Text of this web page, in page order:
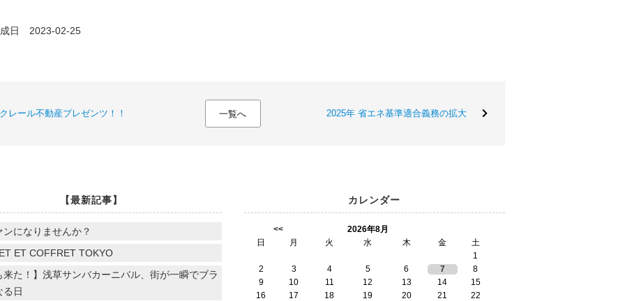
成日 2023-02-25
クレール不動産プレゼンツ！！ 一覧へ 2025年 省エネ基準適合義務の拡大
【最新記事】
ンになりませんか？
ET COFFRET TOKYO
来た！】浅草サンバカーニバル、街が一瞬でブラ
る日
カレンダー
<<
2026年8月
日
月 火 水 木 金
土
1
2
3 4 5 6 7
8
9
10 11 12 13 14
15
16
17 18 19 20 21
22